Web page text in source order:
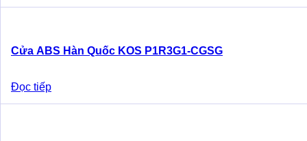
Cửa ABS Hàn Quốc KOS P1R3G1-CGSG
Đọc tiếp